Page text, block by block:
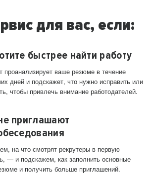
для вас, если:
быстрее найти работу
проанализирует ваше резюме в течение
дней и подскажет, что нужно исправить или
чтобы привлечь внимание работодателей.
приглашают
на что смотрят рекрутеры в первую
— и подскажем, как заполнить основные
и получить больше приглашений.